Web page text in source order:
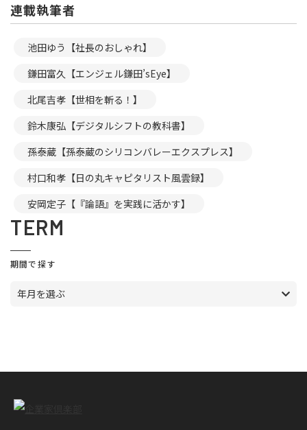
連載執筆者
池田ゆう【社長のおしゃれ】
鎌田富久【エンジェル鎌田’sEye】
北尾吉孝【世相を斬る！】
鈴木康弘【デジタルシフトの教科書】
孫泰蔵【孫泰蔵のシリコンバレーエクスプレス】
村口和孝【日の丸キャピタリスト風雲録】
安岡定子【『論語』を実践に活かす】
TERM
期間で探す
年月を選ぶ